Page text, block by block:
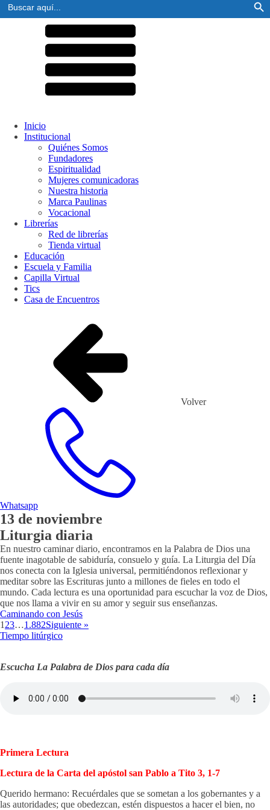
Inicio
Institucional
Quiénes Somos
Fundadores
Espiritualidad
Mujeres comunicadoras
Nuestra historia
Marca Paulinas
Vocacional
Librerías
Red de librerías
Tienda virtual
Educación
Escuela y Familia
Capilla Virtual
Tics
Casa de Encuentros
Volver
Whatsapp
13 de noviembre
Liturgia diaria
En nuestro caminar diario, encontramos en la Palabra de Dios una
fuente inagotable de sabiduría, consuelo y guía. La Liturgia del Día
nos conecta con la Iglesia universal, permitiéndonos reflexionar y
meditar sobre las Escrituras junto a millones de fieles en todo el
mundo. Cada lectura es una oportunidad para escuchar la voz de Dios,
que nos llama a vivir en su amor y seguir sus enseñanzas.
Caminando con Jesús
1 23…1.882Siguiente »
Tiempo litúrgico
Escucha La Palabra de Dios para cada día
Primera Lectura
Lectura de la Carta del apóstol san Pablo a Tito 3, 1-7
Querido hermano: Recuérdales que se sometan a los gobernantes y a
las autoridades; que obedezcan, estén dispuestos a hacer el bien, no